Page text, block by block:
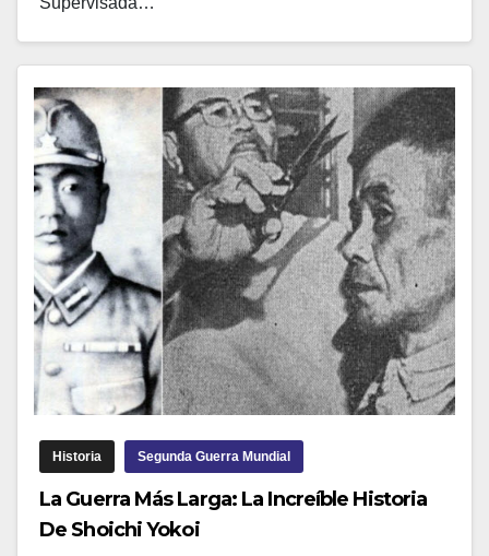
Historia Segunda Guerra Mundial
La Guerra Más Larga: La Increíble Historia
De Shoichi Yokoi